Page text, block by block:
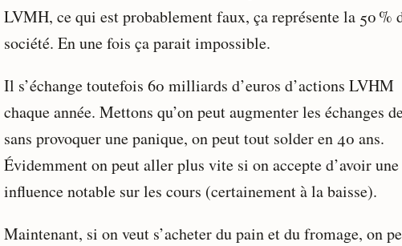
LVMH, ce qui est probablement faux, ça représente la 50 %
société. En une fois ça parait impossible.
Il s’échange toutefois 60 milliards d’euros d’actions LVHM
chaque année. Mettons qu’on peut augmenter les échanges
sans provoquer une panique, on peut tout solder en 40 ans.
Évidemment on peut aller plus vite si on accepte d’avoir une
influence notable sur les cours (certainement à la baisse).
Maintenant, si on veut s’acheter du pain et du fromage, on